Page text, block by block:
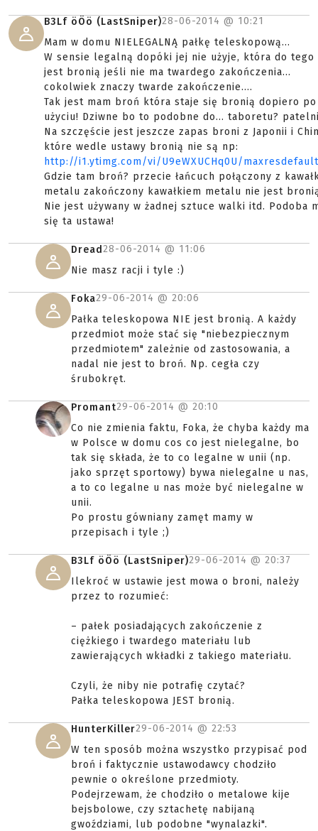
B3Lf öÖö (LastSniper)28-06-2014 @ 10:21
Mam w domu NIELEGALNĄ pałkę teleskopową...
W sensie legalną dopóki jej nie użyje, która do tego
jest bronią jeśli nie ma twardego zakończenia...
cokolwiek znaczy twarde zakończenie....
Tak jest mam broń która staje się bronią dopiero po
użyciu! Dziwne bo to podobne do... taboretu?
Na szczęście jest jeszcze zapas broni z Japonii i
które wedle ustawy bronią nie są np:
http://i1.ytimg.com/vi/U9eWXUCHq0U/
Gdzie tam broń? przecie łańcuch połączony z
metalu zakończony kawałkiem metalu nie jest
Nie jest używany w żadnej sztuce walki itd. Podoba
się ta ustawa!
Dread28-06-2014 @ 11:06
Nie masz racji i tyle :)
Foka29-06-2014 @ 20:06
Pałka teleskopowa NIE jest bronią. A każdy
przedmiot może stać się "niebezpiecznym
przedmiotem" zależnie od zastosowania, a
nadal nie jest to broń. Np. cegła czy
śrubokręt.
Promant29-06-2014 @ 20:10
Co nie zmienia faktu, Foka, że chyba każdy ma
w Polsce w domu cos co jest nielegalne, bo
tak się składa, że to co legalne w unii (np.
jako sprzęt sportowy) bywa nielegalne u nas,
a to co legalne u nas może być nielegalne w
unii.
Po prostu gówniany zamęt mamy w
przepisach i tyle ;)
B3Lf öÖö (LastSniper)29-06-2014 @ 20:37
Ilekroć w ustawie jest mowa o broni, należy
przez to rozumieć:
– pałek posiadających zakończenie z
ciężkiego i twardego materiału lub
zawierających wkładki z takiego materiału.
Czyli, że niby nie potrafię czytać?
Pałka teleskopowa JEST bronią.
HunterKiller29-06-2014 @ 22:53
W ten sposób można wszystko przypisać pod
broń i faktycznie ustawodawcy chodziło
pewnie o określone przedmioty.
Podejrzewam, że chodziło o metalowe kije
bejsbolowe, czy sztachetę nabijaną
gwoździami, lub podobne "wynalazki".